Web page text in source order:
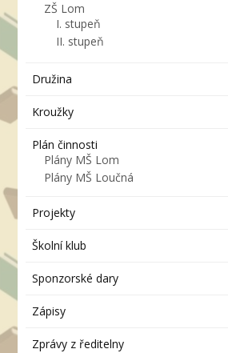
ZŠ Lom
I. stupeň
II. stupeň
Družina
Kroužky
Plán činnosti
Plány MŠ Lom
Plány MŠ Loučná
Projekty
Školní klub
Sponzorské dary
Zápisy
Zprávy z ředitelny